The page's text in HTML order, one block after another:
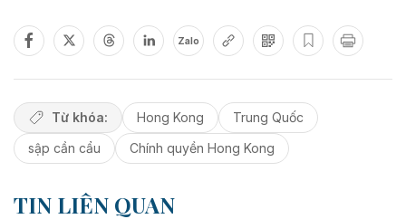
Zalo
Từ khóa: Hong Kong
Trung Quốc
sập cần cẩu
Chính quyền Hong Kong
TIN LIÊN QUAN